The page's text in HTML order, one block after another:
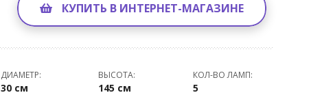
КУПИТЬ В ИНТЕРНЕТ-МАГАЗИНЕ
ДИАМЕТР:
30 см
ВЫСОТА:
145 см
КОЛ-ВО ЛАМП:
5